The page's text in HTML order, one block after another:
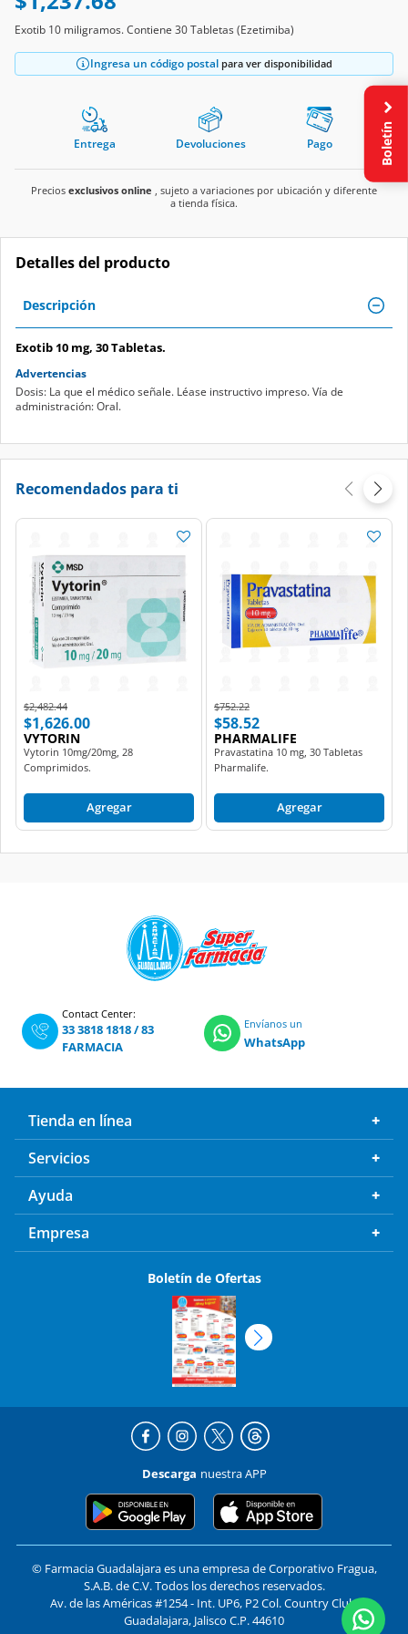
Exotib 10 miligramos. Contiene 30 Tabletas (Ezetimiba)
Ingresa un código postal para ver disponibilidad
Entrega Devoluciones Pago
Precios exclusivos online , sujeto a variaciones por ubicación y diferente
a tienda física.
Detalles del producto
Descripción
Exotib 10 mg, 30 Tabletas.
Advertencias
Dosis: La que el médico señale. Léase instructivo impreso. Vía de
administración: Oral.
Recomendados para ti
Price reduced from
$2,482.44to
$1,626.00
VYTORIN
Vytorin 10mg/20mg, 28
Comprimidos.
Agregar
Price reduced from
$752.22to
$58.52
PHARMALIFE
Pravastatina 10 mg, 30 Tabletas
Pharmalife.
Agregar
Contact Center:
33 3818 1818/83
FARMACIA
Envíanos un
WhatsApp
Tienda en línea
Servicios
Ayuda
Empresa
Boletín de Ofertas
Descarga nuestra APP
© Farmacia Guadalajara es una empresa de Corporativo Fragua,
S.A.B. de C.V. Todos los derechos reservados.
Av. de las Américas #1254 - Int. UP6, P2 Col. Country Club,
Guadalajara, Jalisco C.P. 44610
Boletín